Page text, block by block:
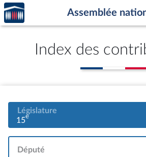
Aller au contenu
Aller en bas de la page
Accèder
à la
page
Assemblée
Index des
Législature
15e
Député